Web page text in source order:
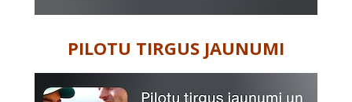
PILOTU TIRGUS JAUNUMI